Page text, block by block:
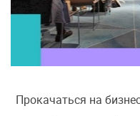
Прокачаться на